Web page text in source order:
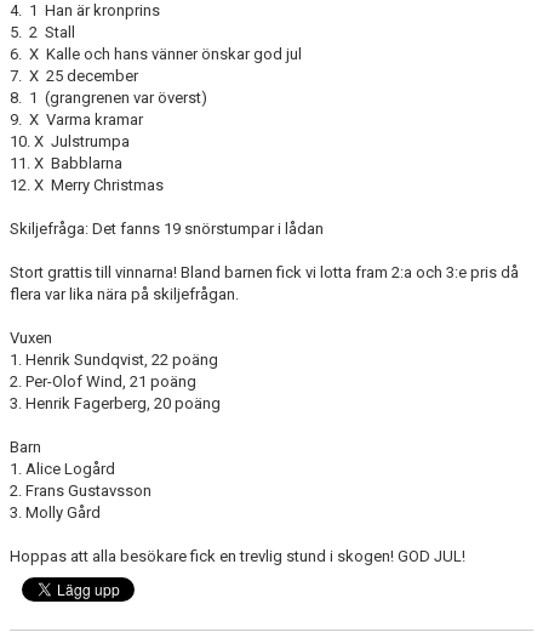
4. 1 Han är kronprins
5. 2 Stall
6. X Kalle och hans vänner önskar god jul
7. X 25 december
8. 1 (grangrenen var överst)
9. X Varma kramar
10. X Julstrumpa
11. X Babblarna
12. X Merry Christmas
Skiljefråga: Det fanns 19 snörstumpar i lådan
Stort grattis till vinnarna! Bland barnen fick vi lotta fram 2:a och 3:e pris då
flera var lika nära på skiljefrågan.
Vuxen
1. Henrik Sundqvist, 22 poäng
2. Per-Olof Wind, 21 poäng
3. Henrik Fagerberg, 20 poäng
Barn
1. Alice Logård
2. Frans Gustavsson
3. Molly Gård
Hoppas att alla besökare fick en trevlig stund i skogen! GOD JUL!